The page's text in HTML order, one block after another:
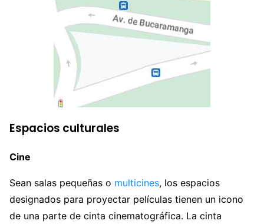
Espacios culturales
Cine
Sean salas pequeñas o multicines, los espacios
designados para proyectar películas tienen un icono
de una parte de cinta cinematográfica. La cinta